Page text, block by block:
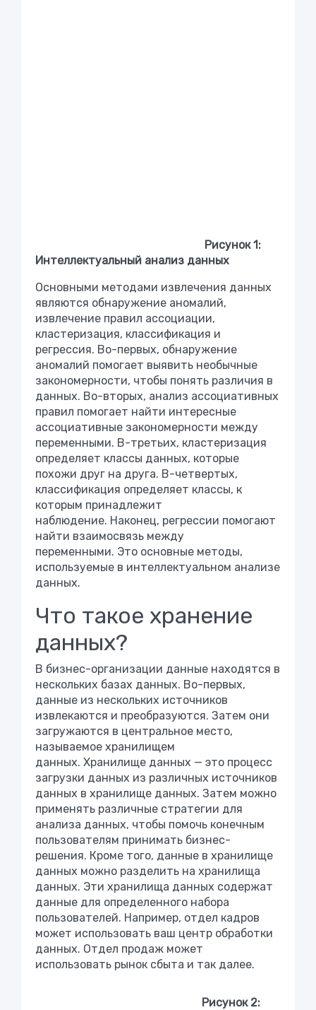
Рисунок 1:
Интеллектуальный анализ данных
Основными методами извлечения данных
являются обнаружение аномалий,
извлечение правил ассоциации,
кластеризация, классификация и
регрессия. Во-первых, обнаружение
аномалий помогает выявить необычные
закономерности, чтобы понять различия в
данных. Во-вторых, анализ ассоциативных
правил помогает найти интересные
ассоциативные закономерности между
переменными. В-третьих, кластеризация
определяет классы данных, которые
похожи друг на друга. В-четвертых,
классификация определяет классы, к
которым принадлежит
наблюдение. Наконец, регрессии помогают
найти взаимосвязь между
переменными. Это основные методы,
используемые в интеллектуальном анализе
данных.
Что такое хранение
данных?
В бизнес-организации данные находятся в
нескольких базах данных. Во-первых,
данные из нескольких источников
извлекаются и преобразуются. Затем они
загружаются в центральное место,
называемое хранилищем
данных. Хранилище данных — это процесс
загрузки данных из различных источников
данных в хранилище данных. Затем можно
применять различные стратегии для
анализа данных, чтобы помочь конечным
пользователям принимать бизнес-
решения. Кроме того, данные в хранилище
данных можно разделить на хранилища
данных. Эти хранилища данных содержат
данные для определенного набора
пользователей. Например, отдел кадров
может использовать ваш центр обработки
данных. Отдел продаж может
использовать рынок сбыта и так далее.
Рисунок 2: